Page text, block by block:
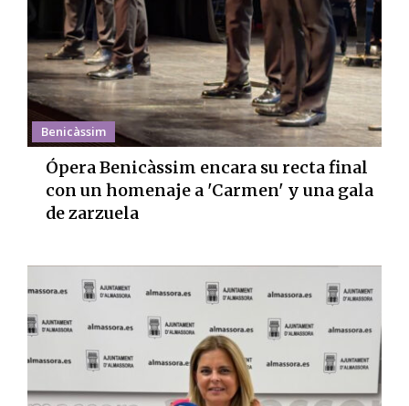
Benicàssim
Ópera Benicàssim encara su recta final
con un homenaje a 'Carmen' y una gala
de zarzuela